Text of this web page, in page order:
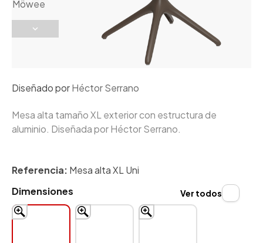
Diseñado porHéctor Serrano
Mesa alta tamaño XL exterior con estructura de
aluminio. Diseñada por Héctor Serrano.
Referencia: Mesa alta XL Uni
Dimensiones
Ver todos